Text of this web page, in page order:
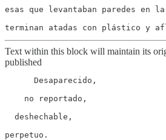
esas que levantaban paredes en la
Text within this block will maintain its
published
      Desaparecido,
    no reportado,
  deshechable,
perpetuo.